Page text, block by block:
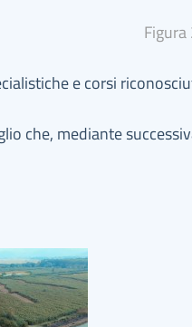
e corsi
che, mediante